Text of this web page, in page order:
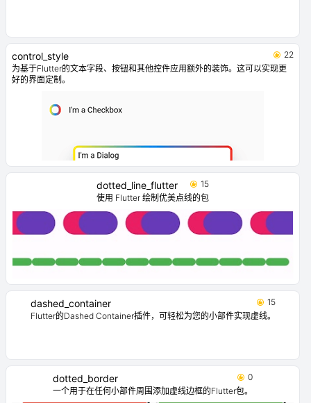
control_style
22
为基于Flutter的文本字段、按钮和其他控件应用额外的装饰。这可以实现更
好的界面定制。
dotted_line_flutter
15
使用 Flutter 绘制优美点线的包
dashed_container
15
Flutter的Dashed Container插件，可轻松为您的小部件实现虚线。
dotted_border
0
一个用于在任何小部件周围添加虚线边框的Flutter包。